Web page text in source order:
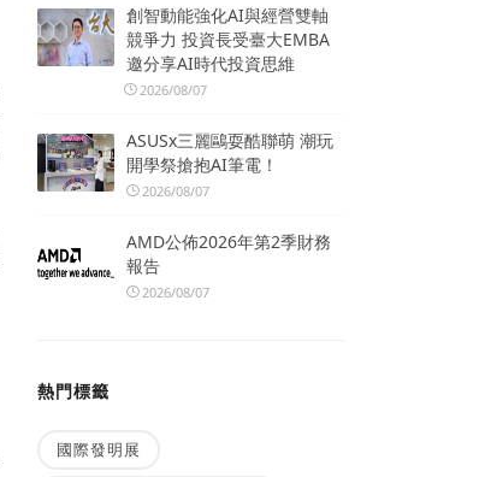
創智動能強化AI與經營雙軸
競爭力 投資長受臺大EMBA
邀分享AI時代投資思維
2026/08/07
ASUSx三麗鷗耍酷聯萌 潮玩
開學祭搶抱AI筆電！
2026/08/07
AMD公佈2026年第2季財務
報告
2026/08/07
熱門標籤
國際發明展